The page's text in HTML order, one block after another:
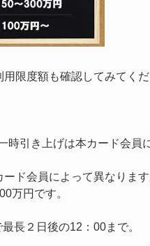
限度額も確認してみてくだ
時引き上げは本カード会員
ド会員によって異なりま
万円です。
最長２日後の12：00まで。